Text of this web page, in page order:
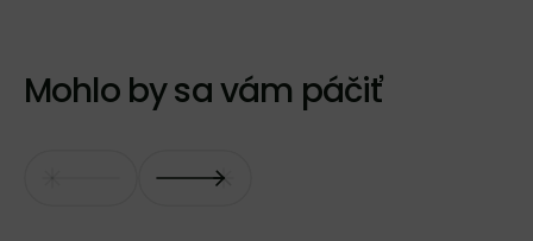
Mohlo by sa vám páčiť